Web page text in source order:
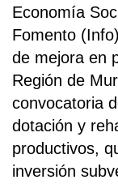
Economía
Fomento
de mejora en
Región de
convocatoria
dotación y
productivos,
inversión